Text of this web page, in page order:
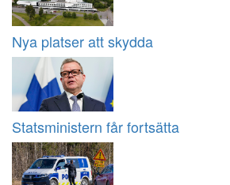
Nya platser att skydda
Statsministern får fortsätta